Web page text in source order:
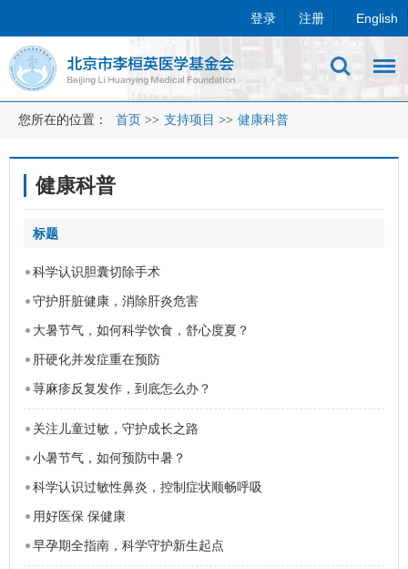
登录 注册 English
您所在的位置： 首页 >> 支持项目 >> 健康科普
健康科普
标题
科学认识胆囊切除手术
守护肝脏健康，消除肝炎危害
大暑节气，如何科学饮食，舒心度夏？
肝硬化并发症重在预防
荨麻疹反复发作，到底怎么办？
关注儿童过敏，守护成长之路
小暑节气，如何预防中暑？
科学认识过敏性鼻炎，控制症状顺畅呼吸
用好医保 保健康
早孕期全指南，科学守护新生起点